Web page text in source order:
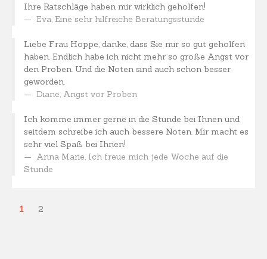
Ihre Ratschläge haben mir wirklich geholfen!
Eva Eine sehr hilfreiche Beratungsstunde
Liebe Frau Hoppe, danke, dass Sie mir so gut geholfen
haben. Endlich habe ich nicht mehr so große Angst vor
den Proben. Und die Noten sind auch schon besser
geworden.
Diane Angst vor Proben
Ich komme immer gerne in die Stunde bei Ihnen und
seitdem schreibe ich auch bessere Noten. Mir macht es
sehr viel Spaß bei Ihnen!
Anna Marie Ich freue mich jede Woche auf die
Stunde
1 2